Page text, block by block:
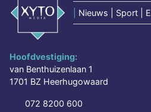
Nieuws | Sport |
Hoofdvestiging:
van Benthuizenlaan 1
1701 BZ Heerhugowaard
072 8200 600